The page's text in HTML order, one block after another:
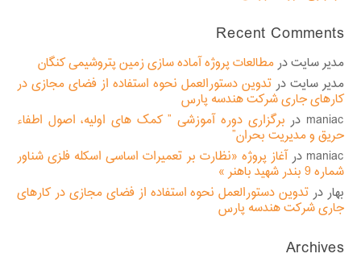
Recent Comments
مدیر سایتدر مطالعات پروژه آماده سازی زمین پتروشیمی کنگان
مدیر سایت در تدوین دستورالعمل نحوه استفاده از فضای مجازی در
کارهای جاری شرکت هندسه پارس
maniac در برگزاری دوره آموزشی ” کمک های اولیه، اصول اطفاء
حریق و مدیریت بحران”
maniac درآغاز پروژه «نظارت بر تعمیرات اساسی اسکله فلزی شناور
شماره 9 بندر شهید باهنر »
بهار در تدوین دستورالعمل نحوه استفاده از فضای مجازی در کارهای
جاری شرکت هندسه پارس
Archives